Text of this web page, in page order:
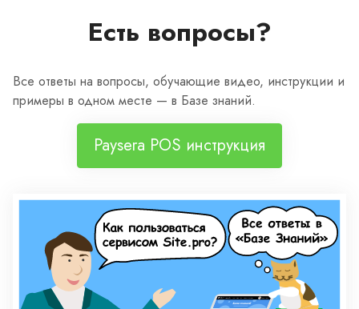
Есть вопросы?
Все ответы на вопросы, обучающие видео, инструкции и
примеры в одном месте — в Базе знаний.
Paysera POS инструкция